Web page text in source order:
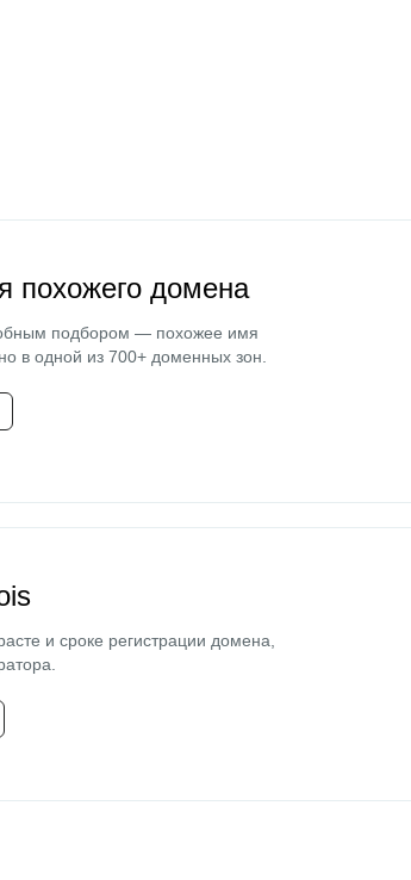
похожего домена
подбором — похожее имя
в одной из 700+ доменных зон.
и сроке регистрации домена,